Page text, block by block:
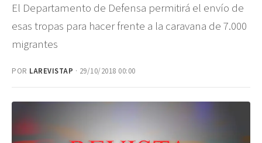
El Departamento de Defensa permitirá el envío de
esas tropas para hacer frente a la caravana de 7.000
migrantes
POR LAREVISTAP · 29/10/2018 00:00